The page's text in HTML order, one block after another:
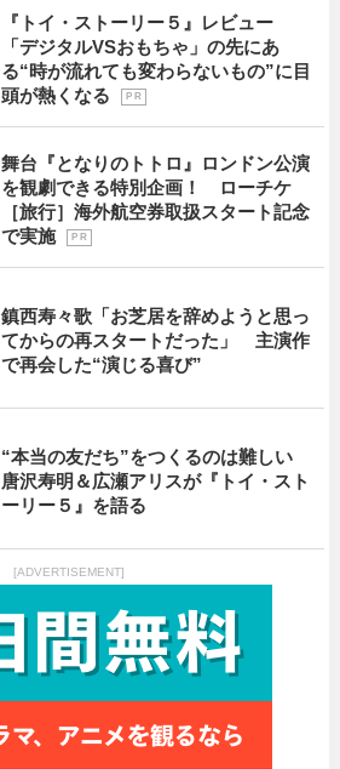
『トイ・ストーリー５』レビュー
「デジタルVSおもちゃ」の先にあ
る“時が流れても変わらないもの”に目
頭が熱くなる
P R
舞台『となりのトトロ』ロンドン公演
を観劇できる特別企画！ ローチケ
［旅行］海外航空券取扱スタート記念
で実施
P R
鎮西寿々歌「お芝居を辞めようと思っ
てからの再スタートだった」 主演作
で再会した“演じる喜び”
“本当の友だち”をつくるのは難しい
唐沢寿明＆広瀬アリスが『トイ・スト
ーリー５』を語る
[ADVERTISEMENT]